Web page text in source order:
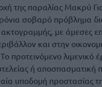
της παραλίας Μακρύ
σοβαρό πρόβλημα
με άμεσες
και στην
προτεινόμενο λιμενικό
ή
υποδομή προστασίας